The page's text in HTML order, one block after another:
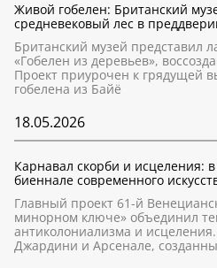
Живой гобелен: Британский
средневековый лес в
Британский музей представил
«Гобелен из деревьев»,
Проект приурочен к грядущей
гобелена из Байё
18.05.2026
Карнавал скорби и исцеления:
биеннале современного
Главный проект 61-й
минорном ключе» объединил
антиколониализма и
Джардини и Арсенале,